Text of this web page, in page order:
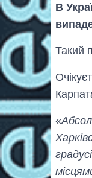
В
Такий
«